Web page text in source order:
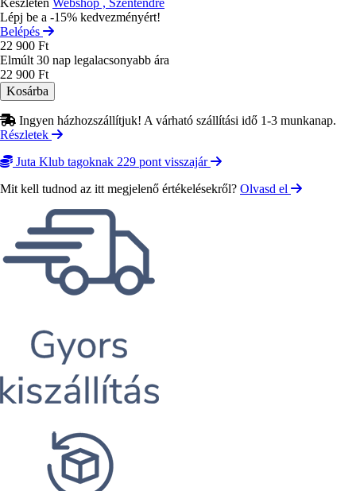
Lépj be a -15% kedvezményért!
Belépés
22 900 Ft
Elmúlt 30 nap legalacsonyabb ára
22 900 Ft
Ingyen házhozszállítjuk! A várható szállítási idő 1-3 munkanap.
Részletek
Juta Klub tagoknak 229 pont visszajár
Mit kell tudnod az itt megjelenő értékelésekről? Olvasd el